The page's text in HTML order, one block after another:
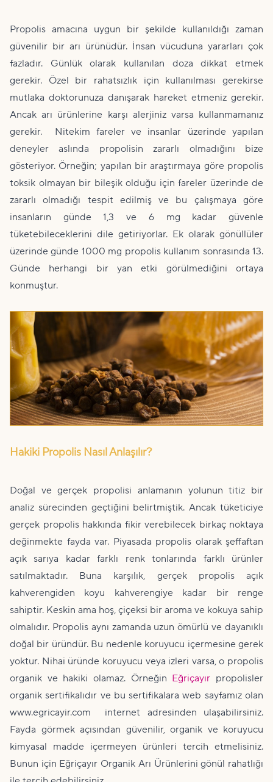
Propolis amacına uygun bir şekilde kullanıldığı zaman
güvenilir bir arı ürünüdür. İnsan vücuduna yararları çok
fazladır. Günlük olarak kullanılan doza dikkat etmek
gerekir. Özel bir rahatsızlık için kullanılması gerekirse
mutlaka doktorunuza danışarak hareket etmeniz gerekir.
Ancak arı ürünlerine karşı alerjiniz varsa kullanmamanız
gerekir. Nitekim fareler ve insanlar üzerinde yapılan
deneyler aslında propolisin zararlı olmadığını bize
gösteriyor. Örneğin; yapılan bir araştırmaya göre propolis
toksik olmayan bir bileşik olduğu için fareler üzerinde de
zararlı olmadığı tespit edilmiş ve bu çalışmaya göre
insanların günde 1,3 ve 6 mg kadar güvenle
tüketebileceklerini dile getiriyorlar. Ek olarak gönüllüler
üzerinde günde 1000 mg propolis kullanım sonrasında 13.
Günde herhangi bir yan etki görülmediğini ortaya
konmuştur.
Hakiki Propolis Nasıl Anlaşılır?
Doğal ve gerçek propolisi anlamanın yolunun titiz bir
analiz sürecinden geçtiğini belirtmiştik. Ancak tüketiciye
gerçek propolis hakkında fikir verebilecek birkaç noktaya
değinmekte fayda var. Piyasada propolis olarak şeffaftan
açık sarıya kadar farklı renk tonlarında farklı ürünler
satılmaktadır. Buna karşılık, gerçek propolis açık
kahverengiden koyu kahverengiye kadar bir renge
sahiptir. Keskin ama hoş, çiçeksi bir aroma ve kokuya sahip
olmalıdır. Propolis aynı zamanda uzun ömürlü ve dayanıklı
doğal bir üründür. Bu nedenle koruyucu içermesine gerek
yoktur. Nihai üründe koruyucu veya izleri varsa, o propolis
organik ve hakiki olamaz. Örneğin Eğriçayır propolisler
organik sertifikalıdır ve bu sertifikalara web sayfamız olan
www.egricayir.com internet adresinden ulaşabilirsiniz.
Fayda görmek açısından güvenilir, organik ve koruyucu
kimyasal madde içermeyen ürünleri tercih etmelisiniz.
Bunun için Eğriçayır Organik Arı Ürünlerini gönül rahatlığı